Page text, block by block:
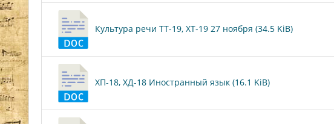
Культура речи ТТ-19, ХТ-19 27 ноября (34.5 KiB)
ХП-18, ХД-18 Иностранный язык (16.1 KiB)